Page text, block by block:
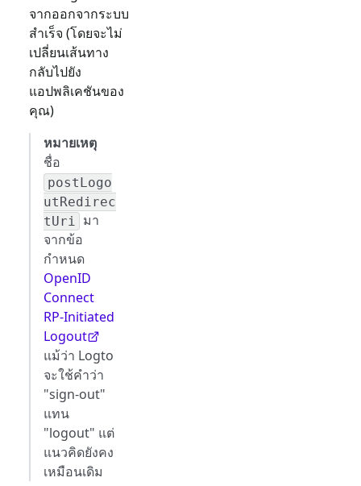
จากออกจากระบบ
สำเร็จ (โดยจะไม่
เปลี่ยนเส้นทาง
กลับไปยัง
แอปพลิเคชันของ
คุณ)
หมายเหตุ
ชื่อ
postLogo
utRedirec
tUri มา
จากข้อ
กำหนด
OpenID
Connect
RP-Initiated
Logout
แม้ว่า Logto
จะใช้คำว่า
"sign-out"
แทน
"logout" แต่
แนวคิดยังคง
เหมือนเดิม